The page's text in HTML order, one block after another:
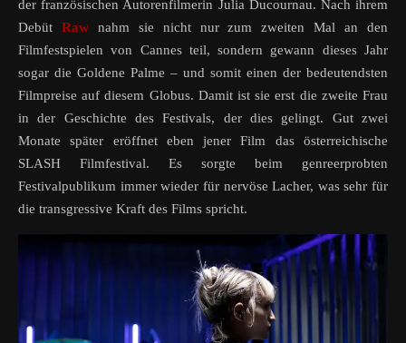
der französischen Autorenfilmerin Julia Ducournau. Nach ihrem
Debüt Rawnahm sie nicht nur zum zweiten Mal an den
Filmfestspielen von Cannes teil, sondern gewann dieses Jahr
sogar die Goldene Palme – und somit einen der bedeutendsten
Filmpreise auf diesem Globus. Damit ist sie erst die zweite Frau
in der Geschichte des Festivals, der dies gelingt. Gut zwei
Monate später eröffnet eben jener Film das österreichische
SLASH Filmfestival. Es sorgte beim genreerprobten
Festivalpublikum immer wieder für nervöse Lacher, was sehr für
die transgressive Kraft des Films spricht.